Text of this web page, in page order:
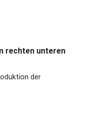
rechten unteren
der